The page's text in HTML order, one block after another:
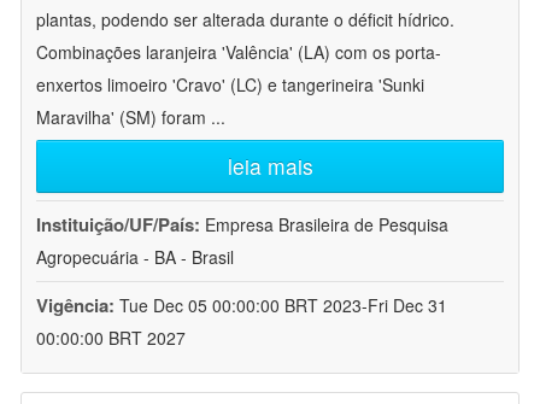
plantas, podendo ser alterada durante o déficit hídrico.
Combinações laranjeira 'Valência' (LA) com os porta-
enxertos limoeiro 'Cravo' (LC) e tangerineira 'Sunki
Maravilha' (SM) foram ...
leia mais
Instituição/UF/País: Empresa Brasileira de Pesquisa
Agropecuária - BA - Brasil
Vigência: Tue Dec 05 00:00:00 BRT 2023-Fri Dec 31
00:00:00 BRT 2027